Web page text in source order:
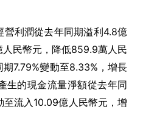
利潤從去年同期溢利4.8億
民幣元，降低859.9萬人民
7.79%變動至8.33%，增長
生的現金流量淨額從去年同
流入10.09億人民幣元，增